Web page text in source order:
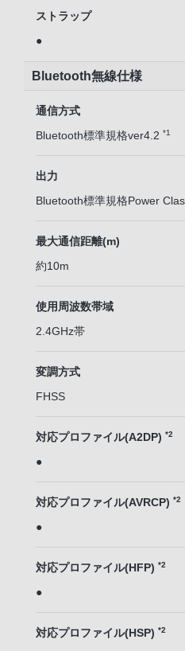
ストラップ
●
Bluetooth無線仕様
通信方式
Bluetooth標準規格ver4.2 *1
出力
Bluetooth標準規格Power
最大通信距離(m)
約10m
使用周波数帯域
2.4GHz帯
変調方式
FHSS
対応プロファイル(A2DP) *2
●
対応プロファイル(AVRCP) *2
●
対応プロファイル(HFP) *2
●
対応プロファイル(HSP) *2